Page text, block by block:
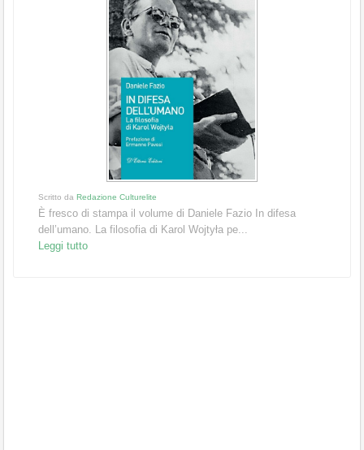
Scritto da Redazione Culturelite
È fresco di stampa il volume di Daniele Fazio In difesa
dell’umano. La filosofia di Karol Wojtyła pe...
Leggi tutto